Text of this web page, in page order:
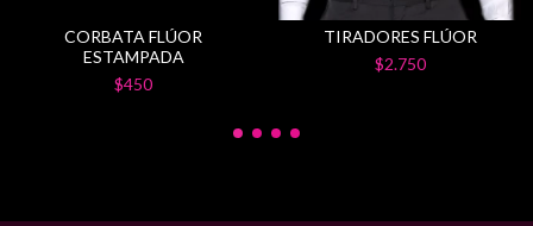
CORBATA FLÚOR
ESTAMPADA
$450
TIRADORES FLÚOR
$2.750